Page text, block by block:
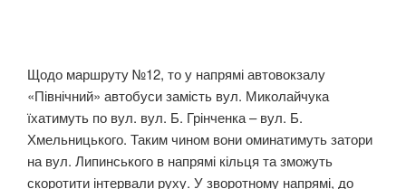
Щодо маршруту №12, то у напрямі автовокзалу
«Північний» автобуси замість вул. Миколайчука
їхатимуть по вул. вул. Б. Грінченка – вул. Б.
Хмельницького. Таким чином вони оминатимуть затори
на вул. Липинського в напрямі кільця та зможуть
скоротити інтервали руху. У зворотному напрямі, до